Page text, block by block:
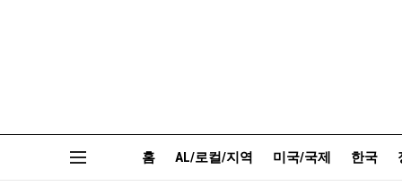
홈 AL/로컬/지역 미국/국제 한국